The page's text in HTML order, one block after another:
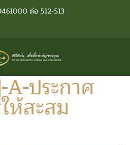
ต่อ 512-513
ประกาศ
ห้สะสม